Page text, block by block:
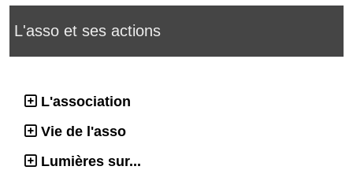
L'asso et ses actions
L'association
Vie de l'asso
Lumières sur...